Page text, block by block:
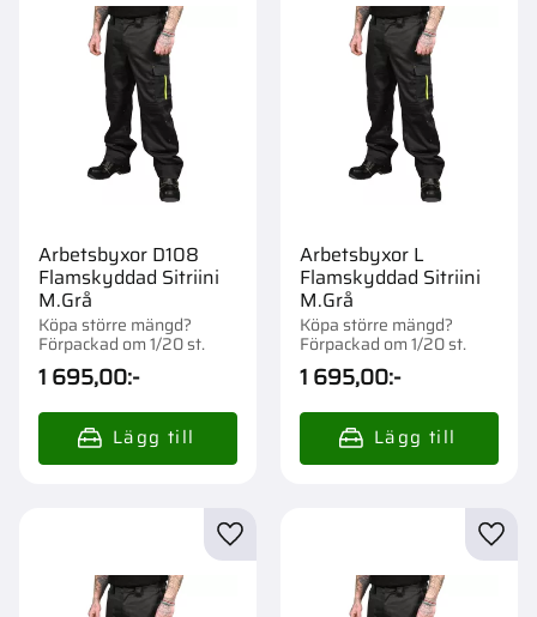
Arbetsbyxor D108
Flamskyddad Sitriini
M.Grå
Köpa större mängd?
Förpackad om 1/20 st.
1 695,00:-
Arbetsbyxor L
Flamskyddad Sitriini
M.Grå
Köpa större mängd?
Förpackad om 1/20 st.
1 695,00:-
Lägg till i favoriter